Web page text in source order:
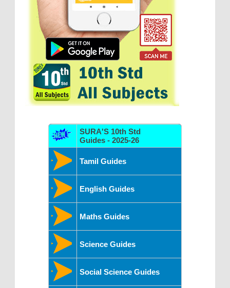
SURA'S 10th Std
Guides - 2025-26
Tamil Guides
English Guides
Maths Guides
Science Guides
Social Science Guides